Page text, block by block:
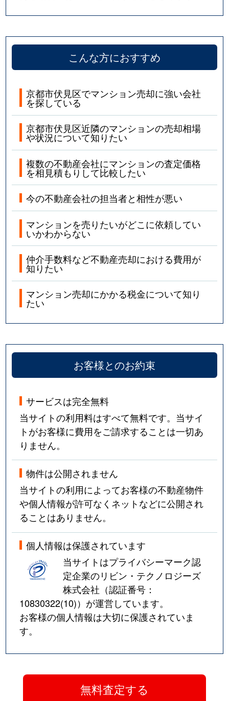
こんな方におすすめ
京都市伏見区でマンション売却に強い会社
を探している
京都市伏見区近隣のマンションの売却相場
や状況について知りたい
複数の不動産会社にマンションの査定価格
を相見積もりして比較したい
今の不動産会社の担当者と相性が悪い
マンションを売りたいがどこに依頼してい
いかわからない
仲介手数料など不動産売却における費用が
知りたい
マンション売却にかかる税金について知り
たい
お客様とのお約束
サービスは完全無料
当サイトの利用料はすべて無料です。当サイ
トがお客様に費用をご請求することは一切あ
りません。
物件は公開されません
当サイトの利用によってお客様の不動産物件
や個人情報が許可なくネットなどに公開され
ることはありません。
個人情報は保護されています
当サイトはプライバシーマーク認
定企業のリビン・テクノロジーズ
株式会社（認証番号：
10830322(10)）が運営しています。
お客様の個人情報は大切に保護されていま
す。